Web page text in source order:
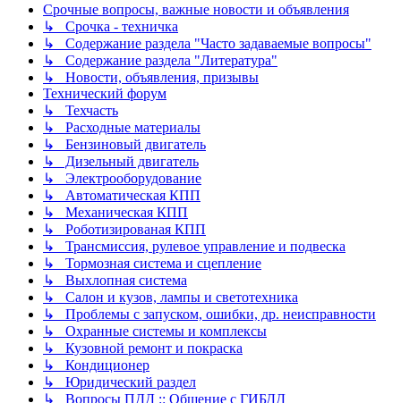
Срочные вопросы, важные новости и объявления
↳ Срочка - техничка
↳ Содержание раздела "Часто задаваемые вопросы"
↳ Содержание раздела "Литература"
↳ Новости, объявления, призывы
Технический форум
↳ Техчасть
↳ Расходные материалы
↳ Бензиновый двигатель
↳ Дизельный двигатель
↳ Электрооборудование
↳ Автоматическая КПП
↳ Механическая КПП
↳ Роботизированая КПП
↳ Трансмиссия, рулевое управление и подвеска
↳ Тормозная система и сцепление
↳ Выхлопная система
↳ Салон и кузов, лампы и светотехника
↳ Проблемы с запуском, ошибки, др. неисправности
↳ Охранные системы и комплексы
↳ Кузовной ремонт и покраска
↳ Кондиционер
↳ Юридический раздел
↳ Вопросы ПДД :: Общение с ГИБДД